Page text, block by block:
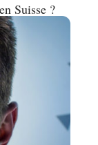
Suisse ?